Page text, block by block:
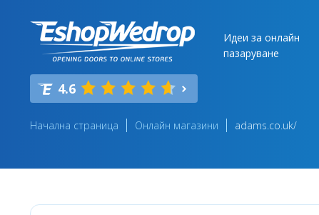
Идеи за онлайн
пазаруване
4.6
Начална страница Онлайн магазини adams.co.uk/